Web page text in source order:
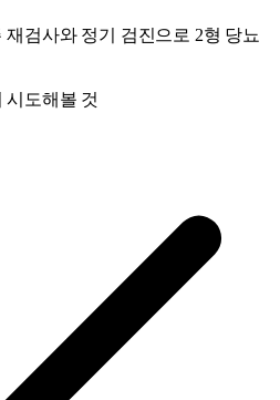
재검사와 정기 검진으로 2형 당뇨
시도해볼 것